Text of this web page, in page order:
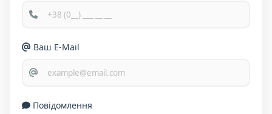
Ваш E-Mail
Повідомлення